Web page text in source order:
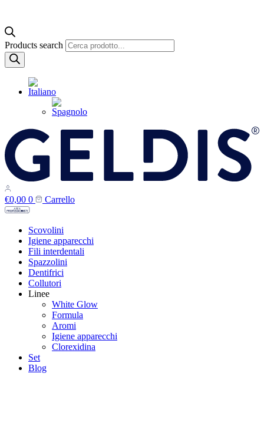
Products search
€0,00 0 Carrello
Scovolini
Igiene apparecchi
Fili interdentali
Spazzolini
Dentifrici
Collutori
Linee
White Glow
Formula
Aromi
Igiene apparecchi
Clorexidina
Set
Blog